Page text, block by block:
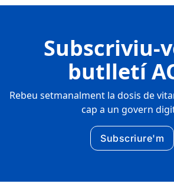
Subscriviu-
butlletí
Rebeu setmanalment la dosis de
cap a un govern
Subscriure'm